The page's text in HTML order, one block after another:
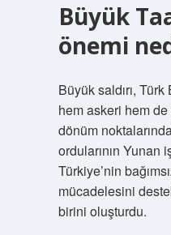
Büyük
önemi
Büyük saldırı, Türk
hem askeri hem
dönüm
ordularının Yunan
Türkiye’nin
mücadelesini
birini oluşturdu.